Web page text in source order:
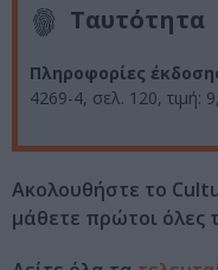
Ταυτότητα
Πληροφορίες
4269-4, σελ. 120, τιμή:
Ακολουθήστε το
μάθετε πρώτοι όλες